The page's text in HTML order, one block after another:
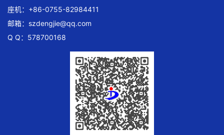
座机：+86-0755-82984411
邮箱： szdengjie@qq.com
Q Q：578700168